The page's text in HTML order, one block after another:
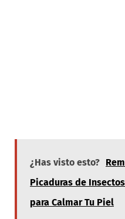
¿Has visto esto?
Picaduras de
para Calmar Tu Piel